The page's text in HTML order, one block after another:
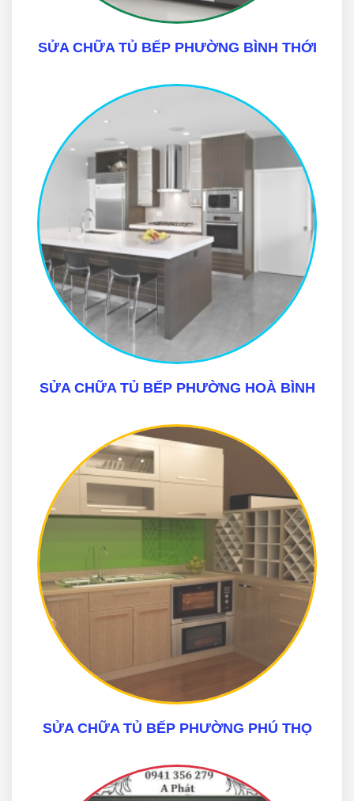
SỬA CHỮA TỦ BẾP PHƯỜNG BÌNH THỚI
SỬA CHỮA TỦ BẾP PHƯỜNG HOÀ BÌNH
SỬA CHỮA TỦ BẾP PHƯỜNG PHÚ THỌ